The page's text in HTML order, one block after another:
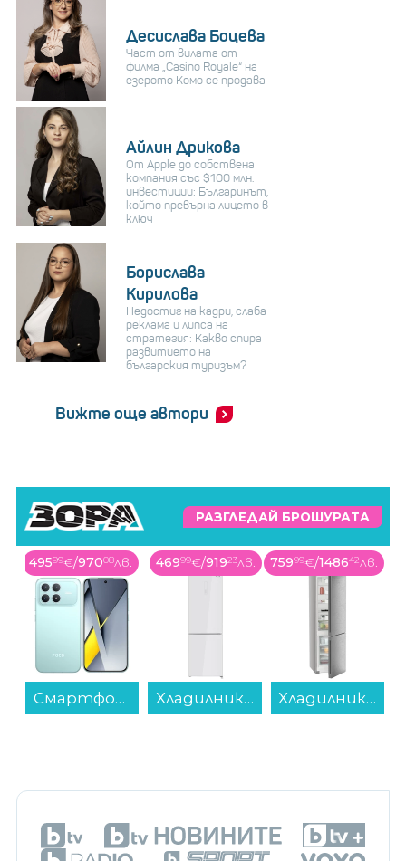
Десислава Боцева
Част от вилата от
филма „Casino Royale“ на
езерото Комо се продава
Айлин Дрикова
От Apple до собствена
компания със $100 млн.
инвестиции: Българинът,
който превърна лицето в
ключ
Борислава
Кирилова
Недостиг на кадри, слаба
реклама и липса на
стратегия: Какво спира
развитието на
българския туризъм?
Вижте още автори
РАЗГЛЕДАЙ БРОШУРАТА
49599€/97008лв.
Смартфон POCO F8 PRO 256/12 BLUE , 12 GB, 256 GB...
46999€/91923лв.
Хладилник с фризер Finlux FBN340W GLASS , 322 l, E , No Frost , Бяло стъкло...
75999€/148642лв.
Хладилник с фризер Liebherr KGNsd 52Vc03 , 330 l, C , No Frost , Инокс...